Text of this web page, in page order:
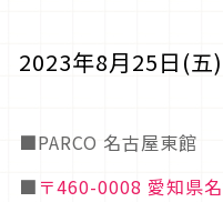
2023年8月25日(五
■PARCO 名古屋東館
■ 〒460-0008 愛知県